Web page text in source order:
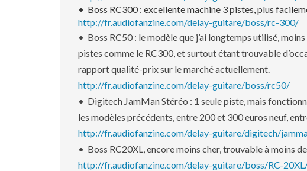
• Boss RC300 : excellente machine 3 pistes, plus
http://fr.audiofanzine.com/delay-guitare/boss/rc-300/
• Boss RC50 : le modèle que j’ai longtemps utilisé,
pistes comme le RC300, et surtout étant trouvable
rapport qualité-prix sur le marché actuellement.
http://fr.audiofanzine.com/delay-guitare/boss/rc50/
• Digitech JamMan Stéréo : 1 seule piste, mais
les modèles précédents, entre 200 et 300 euros neuf,
http://fr.audiofanzine.com/delay-guitare/digitech/
• Boss RC20XL, encore moins cher, trouvable à moins
http://fr.audiofanzine.com/delay-guitare/boss/RC-